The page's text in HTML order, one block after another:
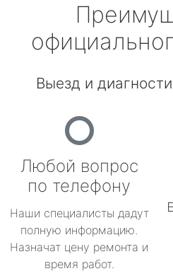
Выезд и
Любой вопрос
по телефону
Наши специалисты дадут
полную информацию.
Назначат цену ремонта и
время работ.